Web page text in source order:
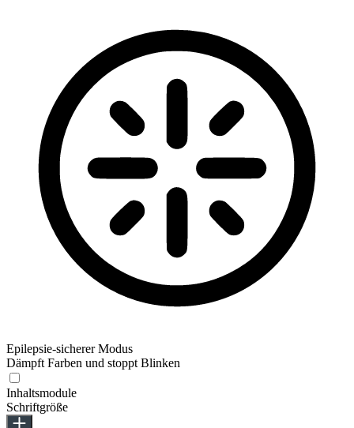
Epilepsie-sicherer Modus
Dämpft Farben und stoppt Blinken
Inhaltsmodule
Schriftgröße